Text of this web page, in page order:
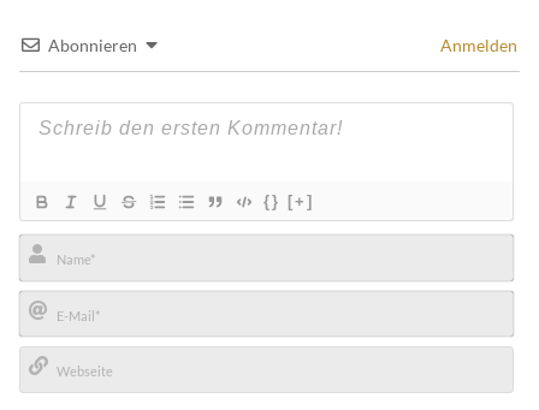
Abonnieren Anmelden
{} [+]
Name*
E-
Mail*